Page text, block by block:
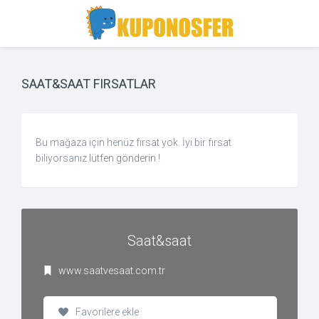
navigation
SAAT&SAAT FIRSATLAR
Bu mağaza için henüz fırsat yok. İyi bir fırsat
biliyorsanız lütfen gönderin !
Saat&saat
www.saatvesaat.com.tr
Favorilere ekle